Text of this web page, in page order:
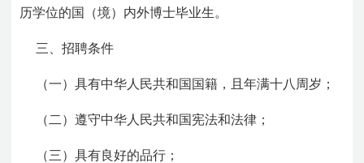
历学位的国（境）内外博士毕业生。
三、招聘条件
（一）具有中华人民共和国国籍，且年满十八周岁；
（二）遵守中华人民共和国宪法和法律；
（三）具有良好的品行；